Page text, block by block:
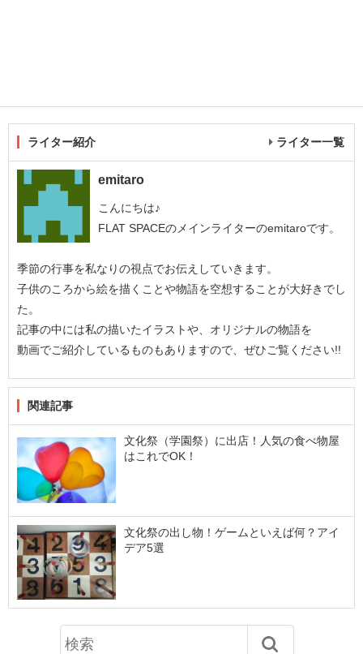
ライター紹介 ライター一覧
emitaro
こんにちは♪
FLAT SPACEのメインライターのemitaroです。
季節の行事を私なりの視点でお伝えしていきます。
子供のころから絵を描くことや物語を空想することが大好きでし
た。
記事の中には私の描いたイラストや、オリジナルの物語を
動画でご紹介しているものもありますので、ぜひご覧ください!!
関連記事
文化祭（学園祭）に出店！人気の食べ物屋
はこれでOK！
文化祭の出し物！ゲームといえば何？アイ
デア5選